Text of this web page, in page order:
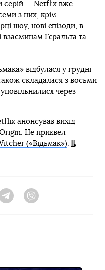
серій — Netflix вже
з них, крім
шоу, нові епізоди, в
взаєминам Геральта та
відбулася у грудні
складалася з восьми
через
анонсував вихід
Це приквел
(«Відьмак»).
Telegram